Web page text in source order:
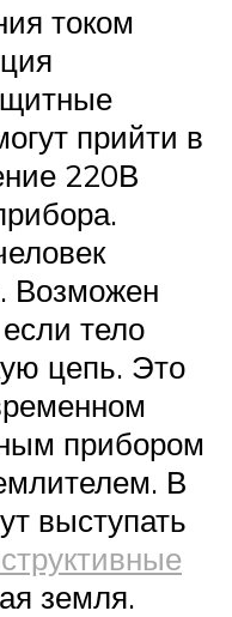
током
прийти в
220В
Возможен
тело
цепь. Это
прибором
В
выступать
земля.